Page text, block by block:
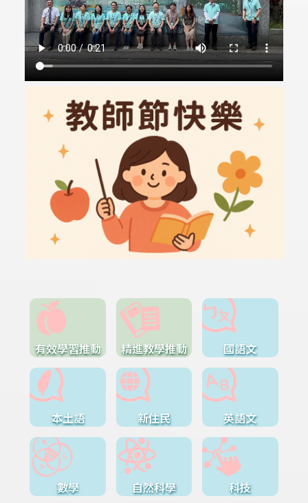
有效學習推動 精進教學推動 國語文
本土語 新住民 英語文
數學 自然科學 科技